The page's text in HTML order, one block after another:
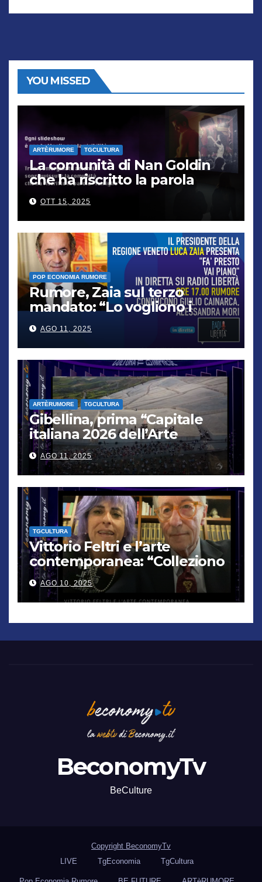
YOU MISSED
ARTÈRUMORE TGCULTURA
La comunità di Nan Goldin
che ha riscritto la parola
“famiglia”
OTT 15, 2025
POP ECONOMIA RUMORE
Rumore, Zaia sul terzo
mandato: “Lo vogliono i
cittadini, chi non lo capisce
verrà punito”
AGO 11, 2025
ARTÈRUMORE TGCULTURA
Gibellina, prima “Capitale
italiana 2026 dell’Arte
contemporanea”
AGO 11, 2025
TGCULTURA
Vittorio Feltri e l’arte
contemporanea: “Colleziono
De Chirico. Cattelan? Un
genio”
AGO 10, 2025
BeconomyTv
BeCulture
Copyright BeconomyTv
LIVE
TgEconomia TgCultura